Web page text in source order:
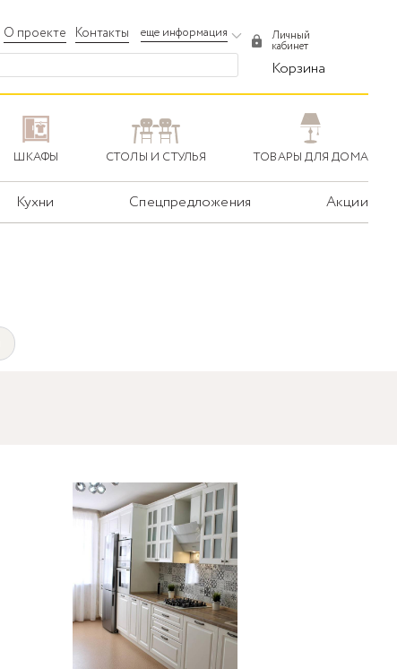
О проекте Контакты еще информация Личный
кабинет
Корзина
ШКАФЫ СТОЛЫ И СТУЛЬЯ ТОВАРЫ ДЛЯ ДОМА
Кухни Спецпредложения Акции